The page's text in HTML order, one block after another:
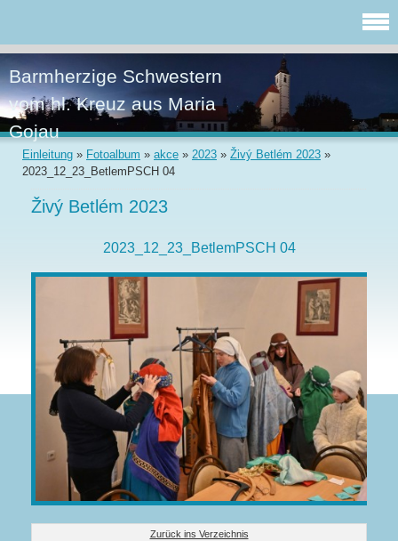
Barmherzige Schwestern
vom hl. Kreuz aus Maria
Gojau
Einleitung » Fotoalbum » akce » 2023 » Živý Betlém 2023 »
2023_12_23_BetlemPSCH 04
Živý Betlém 2023
2023_12_23_BetlemPSCH 04
Zurück ins Verzeichnis